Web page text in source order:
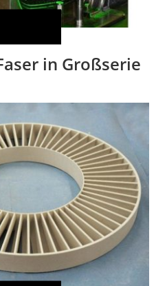
in Großserie